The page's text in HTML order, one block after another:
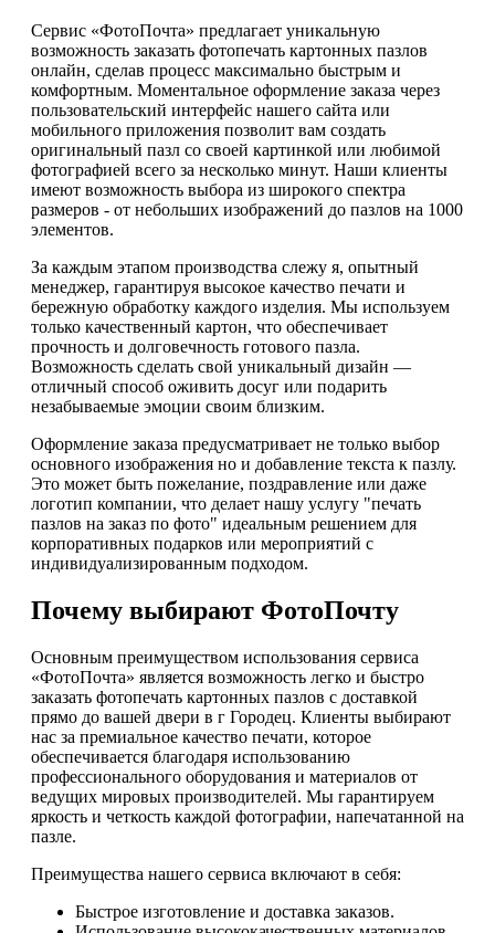
Сервис «ФотоПочта» предлагает уникальную
возможность заказать фотопечать картонных пазлов
онлайн, сделав процесс максимально быстрым и
комфортным. Моментальное оформление заказа через
пользовательский интерфейс нашего сайта или
мобильного приложения позволит вам создать
оригинальный пазл со своей картинкой или любимой
фотографией всего за несколько минут. Наши клиенты
имеют возможность выбора из широкого спектра
размеров - от небольших изображений до пазлов на 1000
элементов.
За каждым этапом производства слежу я, опытный
менеджер, гарантируя высокое качество печати и
бережную обработку каждого изделия. Мы используем
только качественный картон, что обеспечивает
прочность и долговечность готового пазла.
Возможность сделать свой уникальный дизайн —
отличный способ оживить досуг или подарить
незабываемые эмоции своим близким.
Оформление заказа предусматривает не только выбор
основного изображения но и добавление текста к пазлу.
Это может быть пожелание, поздравление или даже
логотип компании, что делает нашу услугу "печать
пазлов на заказ по фото" идеальным решением для
корпоративных подарков или мероприятий с
индивидуализированным подходом.
Почему выбирают ФотоПочту
Основным преимуществом использования сервиса
«ФотоПочта» является возможность легко и быстро
заказать фотопечать картонных пазлов с доставкой
прямо до вашей двери в г Городец. Клиенты выбирают
нас за премиальное качество печати, которое
обеспечивается благодаря использованию
профессионального оборудования и материалов от
ведущих мировых производителей. Мы гарантируем
яркость и четкость каждой фотографии, напечатанной на
пазле.
Преимущества нашего сервиса включают в себя:
Быстрое изготовление и доставка заказов.